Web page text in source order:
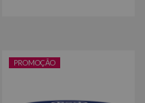
PROMOÇÃO